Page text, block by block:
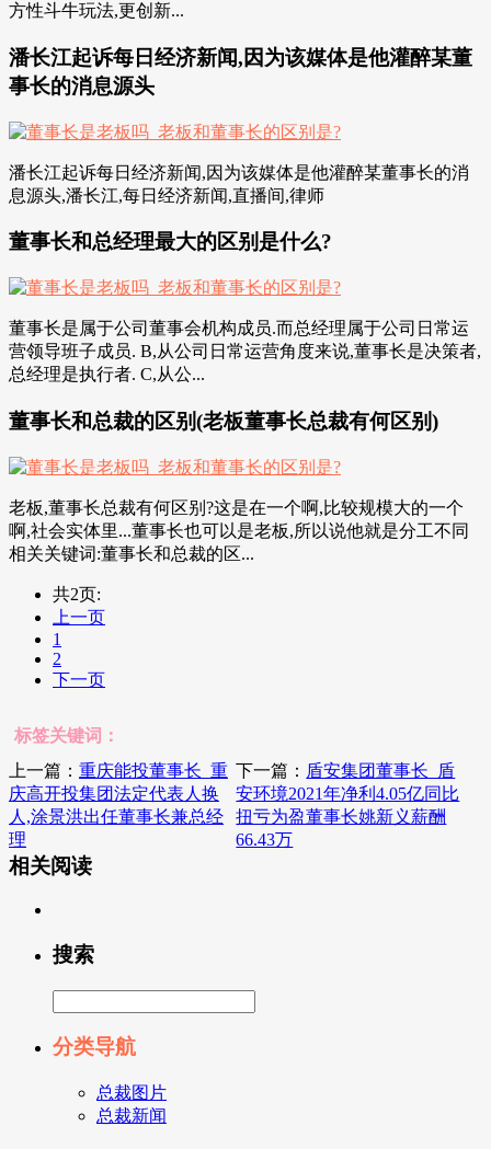
方性斗牛玩法,更创新...
潘长江起诉每日经济新闻,因为该媒体是他灌醉某董
事长的消息源头
潘长江起诉每日经济新闻,因为该媒体是他灌醉某董事长的消
息源头,潘长江,每日经济新闻,直播间,律师
董事长和总经理最大的区别是什么?
董事长是属于公司董事会机构成员.而总经理属于公司日常运
营领导班子成员. B,从公司日常运营角度来说,董事长是决策者,
总经理是执行者. C,从公...
董事长和总裁的区别(老板董事长总裁有何区别)
老板,董事长总裁有何区别?这是在一个啊,比较规模大的一个
啊,社会实体里...董事长也可以是老板,所以说他就是分工不同
相关关键词:董事长和总裁的区...
共2页:
上一页
1
2
下一页
标签关键词：
上一篇： 重庆能投董事长_重
庆高开投集团法定代表人换
人,涂景洪出任董事长兼总经
理
下一篇： 盾安集团董事长_盾
安环境2021年净利4.05亿同比
扭亏为盈董事长姚新义薪酬
66.43万
相关阅读
搜索
分类导航
总裁图片
总裁新闻